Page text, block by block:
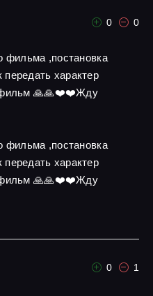
0 0
фильма ,постановка
характер
фильм 🙏🙏❤️❤️Жду
фильма ,постановка
характер
фильм 🙏🙏❤️❤️Жду
0 1